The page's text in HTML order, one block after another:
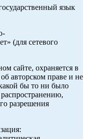
язык
(для сетевого
сайте, охраняется в
авторском праве и не
бы то ни было
разрешения